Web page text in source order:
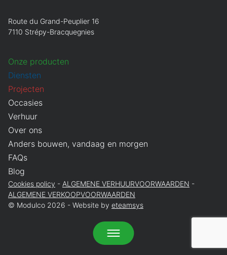
Route du Grand-Peuplier 16
7110 Strépy-Bracquegnies
Onze producten
Diensten
Projecten
Occasies
Verhuur
Over ons
Anders bouwen, vandaag en morgen
FAQs
Blog
© Modulco 2026 - Website by eteamsys
Cookies policy
ALGEMENE VERHUURVOORWAARDEN
ALGEMENE VERKOOPVOORWAARDEN